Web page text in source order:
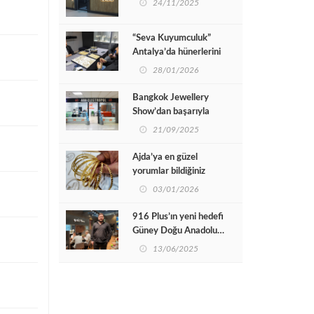
24/11/2025
“Seva Kuyumculuk”
Antalya’da hünerlerini
sergiledi…
28/01/2026
Bangkok Jewellery
Show’dan başarıyla
dönen ARN Electropol
ev sahipliği yapmaya
hazır
21/09/2025
Ajda’ya en güzel
yorumlar bildiğiniz
ustadan03/01/2026
916 Plus’ın yeni hedefi
Güney Doğu Anadolu…
13/06/2025